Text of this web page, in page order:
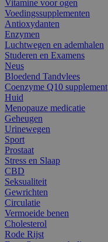
Vitamine voor ogen
Voedingssupplementen
Antioxydanten
Enzymen
Luchtwegen en ademhalen
Studeren en Examens
Neus
Bloedend Tandvlees
Coenzyme Q10 supplement
Huid
Menopauze medicatie
Geheugen
Urinewegen
Sport
Prostaat
Stress en Slaap
CBD
Seksualiteit
Gewrichten
Circulatie
Vermoeide benen
Cholesterol
Rode Rijst